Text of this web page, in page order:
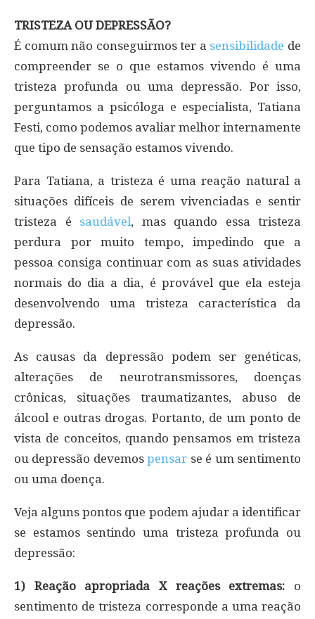
TRISTEZA OU DEPRESSÃO?
É comum não conseguirmos ter a sensibilidade de
compreender se o que estamos vivendo é uma
tristeza profunda ou uma depressão. Por isso,
perguntamos a psicóloga e especialista, Tatiana
Festi, como podemos avaliar melhor internamente
que tipo de sensação estamos vivendo.
Para Tatiana, a tristeza é uma reação natural a
situações difíceis de serem vivenciadas e sentir
tristeza é saudável, mas quando essa tristeza
perdura por muito tempo, impedindo que a
pessoa consiga continuar com as suas atividades
normais do dia a dia, é provável que ela esteja
desenvolvendo uma tristeza característica da
depressão.
As causas da depressão podem ser genéticas,
alterações de neurotransmissores, doenças
crônicas, situações traumatizantes, abuso de
álcool e outras drogas. Portanto, de um ponto de
vista de conceitos, quando pensamos em tristeza
ou depressão devemospensar se é um sentimento
ou uma doença.
Veja alguns pontos que podem ajudar a identificar
se estamos sentindo uma tristeza profunda ou
depressão:
1) Reação apropriada X reações extremas: o
sentimento de tristeza corresponde a uma reação